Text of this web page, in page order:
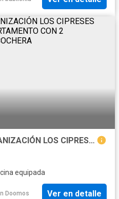
CERCADO DE LIMA / URBANIZACIÓN LOS CIPRESES ALQUILER ACOGEDOR DEPARTAMENTO CON 2 HABITACIONES, ESTUDIO Y COCHERA
equipada
Doomos Ver en detalle